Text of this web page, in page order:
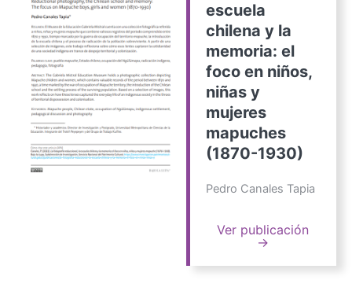
escuela
chilena y la
memoria: el
foco en niños,
niñas y
mujeres
mapuches
(1870-1930)
Pedro Canales Tapia
Ver publicación
→